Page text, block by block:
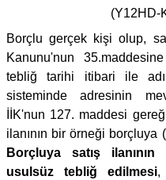
(Y12HD-
Borçlu gerçek kişi olup,
Kanunu'nun
tebliğ tarihi itibari ile
sisteminde adresinin
İİK'nun 127. maddesi
ilanının bir örneği
Borçluya satış
usulsüz tebliğ edilmesi,